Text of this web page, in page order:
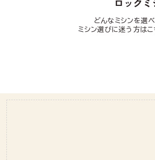
どんなミシンを選
ミシン選びに迷う方はこ